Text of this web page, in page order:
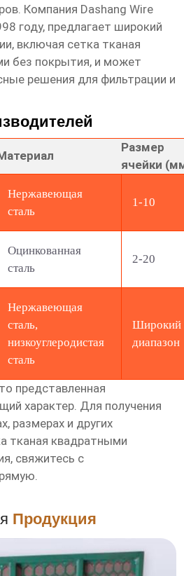
Компания Dashang Wire
году, предлагает широкий
включая сетка тканая
без покрытия, и может
решения для фильтрации и
Размер
ячейки
Нержавеющая
сталь
1-10
Оцинкованная
сталь
2-20
Нержавеющая
сталь,
низкоуглеродистая
сталь
Широкий
диапазон
представленная
характер. Для получения
размерах и других
тканая квадратными
, свяжитесь с
Продукция